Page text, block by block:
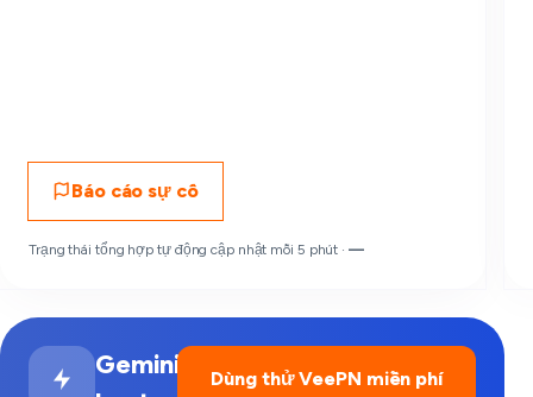
Báo cáo sự cố
Trạng thái tổng hợp tự động cập nhật mỗi 5 phút · —
Gemini
Dùng thử VeePN miễn phí